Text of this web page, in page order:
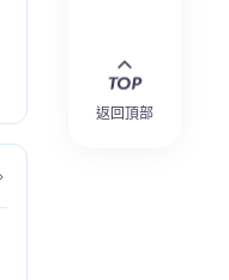
返回頂部